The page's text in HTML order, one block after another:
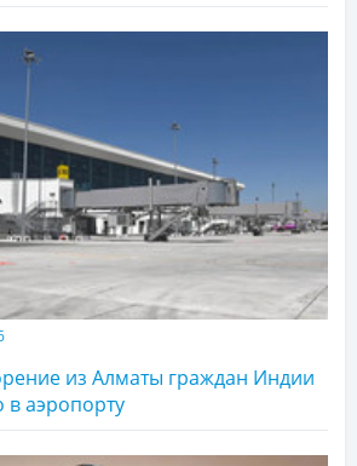
из Алматы граждан Индии
в аэропорту